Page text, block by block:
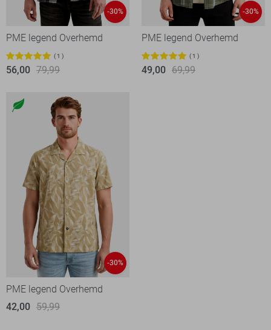
-30%
PME legend Overhemd
1
56,00 79,99
-30%
PME legend Overhemd
1
49,00 69,99
-30%
PME legend Overhemd
42,00 59,99